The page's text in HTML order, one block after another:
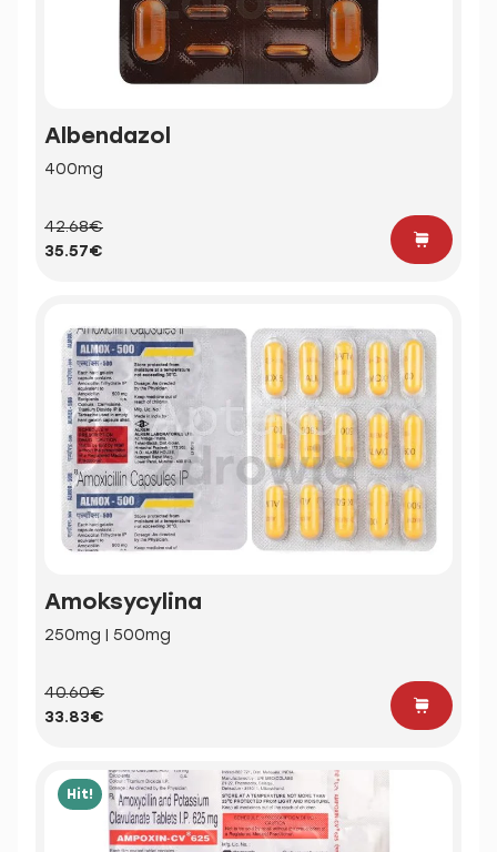
Albendazol
400mg
42.68€
35.57€
Amoksycylina
250mg | 500mg
40.60€
33.83€
Hit!